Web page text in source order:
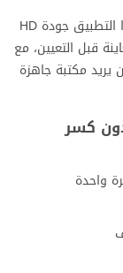
مقارنة بتطبيقات أو مواقع خلفيات أخرى، يقدم هذا التطبيق جودة HD
قبل التعيين، مع
يريد مكتبة جاهزة
كسر